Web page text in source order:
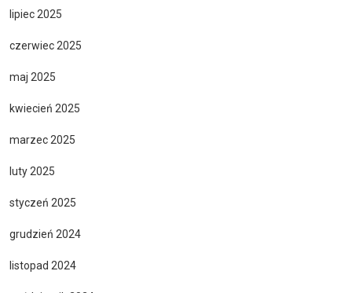
lipiec 2025
czerwiec 2025
maj 2025
kwiecień 2025
marzec 2025
luty 2025
styczeń 2025
grudzień 2024
listopad 2024